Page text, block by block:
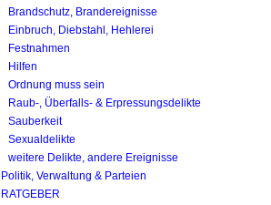
Brandschutz, Brandereignisse
Einbruch, Diebstahl, Hehlerei
Festnahmen
Hilfen
Ordnung muss sein
Raub-, Überfalls- & Erpressungsdelikte
Sauberkeit
Sexualdelikte
weitere Delikte, andere Ereignisse
Politik, Verwaltung & Parteien
RATGEBER